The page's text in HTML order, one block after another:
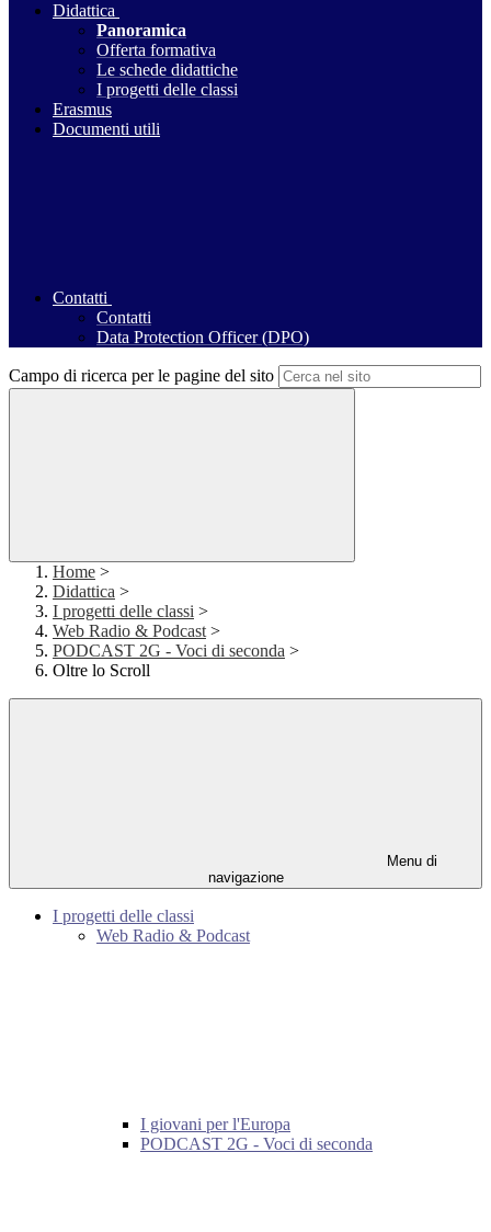
Didattica
Panoramica
Offerta formativa
Le schede didattiche
I progetti delle classi
Erasmus
Documenti utili
Contatti
Contatti
Data Protection Officer (DPO)
Campo di ricerca per le pagine del sito
Home >
Didattica >
I progetti delle classi >
Web Radio & Podcast >
PODCAST 2G - Voci di seconda >
Oltre lo Scroll
Menu di
navigazione
I progetti delle classi
Web Radio & Podcast
I giovani per l'Europa
PODCAST 2G - Voci di seconda